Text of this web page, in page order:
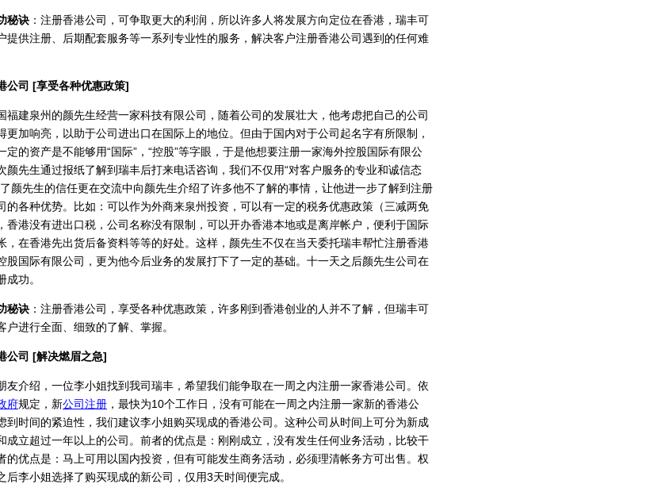
秘诀 ：注册香港公司，可争取更大的利润，所以许多人将发展方向定位在香港，瑞丰可
提供注册、后期配套服务等一系列专业性的服务，解决客户注册香港公司遇到的任何难
公司 [享受各种优惠政策]
建泉州的颜先生经营一家科技有限公司，随着公司的发展壮大，他考虑把自己的公司
更加响亮，以助于公司进出口在国际上的地位。但由于国内对于公司起名字有所限制，
定的资产是不能够用“国际”，“控股”等字眼，于是他想要注册一家海外控股国际有限公
颜先生通过报纸了解到瑞丰后打来电话咨询，我们不仅用“对客户服务的专业和诚信态
了颜先生的信任更在交流中向颜先生介绍了许多他不了解的事情，让他进一步了解到注册
的各种优势。比如：可以作为外商来泉州投资，可以有一定的税务优惠政策（三减两免
香港没有进出口税，公司名称没有限制，可以开办香港本地或是离岸帐户，便利于国际
，在香港先出货后备资料等等的好处。这样，颜先生不仅在当天委托瑞丰帮忙注册香港
股国际有限公司，更为他今后业务的发展打下了一定的基础。十一天之后颜先生公司在
成功。
秘诀 ：注册香港公司，享受各种优惠政策，许多刚到香港创业的人并不了解，但瑞丰可
户进行全面、细致的了解、掌握。
公司 [解决燃眉之急]
介绍，一位李小姐找到我司瑞丰，希望我们能争取在一周之内注册一家香港公司。依
府规定，新公司注册 ，最快为10个工作日，没有可能在一周之内注册一家新的香港公
到时间的紧迫性，我们建议李小姐购买现成的香港公司。这种公司从时间上可分为新成
成立超过一年以上的公司。前者的优点是：刚刚成立，没有发生任何业务活动，比较干
的优点是：马上可用以国内投资，但有可能发生商务活动，必须理清帐务方可出售。权
后李小姐选择了购买现成的新公司，仅用3天时间便完成。